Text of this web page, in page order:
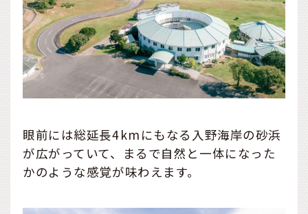
眼前には総延長4kmにもなる入野海岸の砂浜
が広がっていて、まるで自然と一体になった
かのような感覚が味わえます。